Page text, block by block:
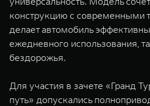
конструкцию с современными
делает автомобиль
ежедневного использования,
бездорожья.
Для участия в зачете «Гранд
путь» допускались